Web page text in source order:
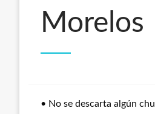
Morelos
• No se descarta algún